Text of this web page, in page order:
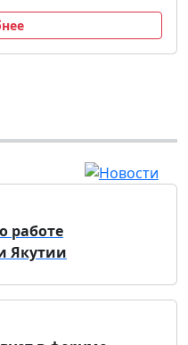
работе
Якутии